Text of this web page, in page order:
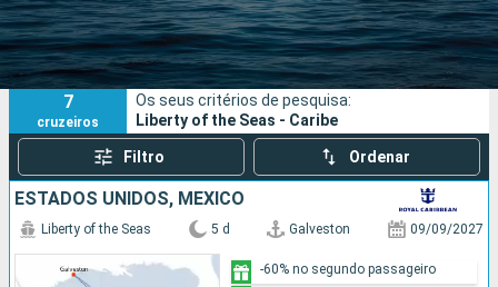
Data de partida
Cidades Companhias
Pesquisar
7
cruzeiros
Os seus critérios de pesquisa:
Liberty of the Seas - Caribe
Filtro Ordenar
ESTADOS UNIDOS, MÉXICO
Liberty of the Seas 5 d Galveston 09/09/2027
-60% no segundo passageiro